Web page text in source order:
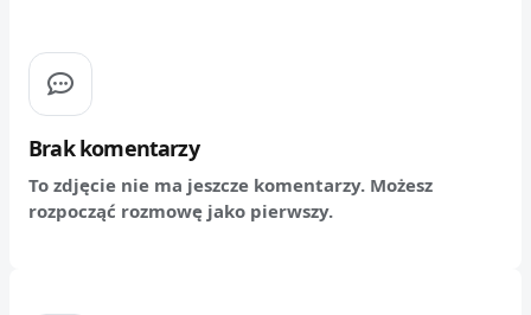
Brak komentarzy
To zdjęcie nie ma jeszcze komentarzy. Możesz
rozpocząć rozmowę jako pierwszy.